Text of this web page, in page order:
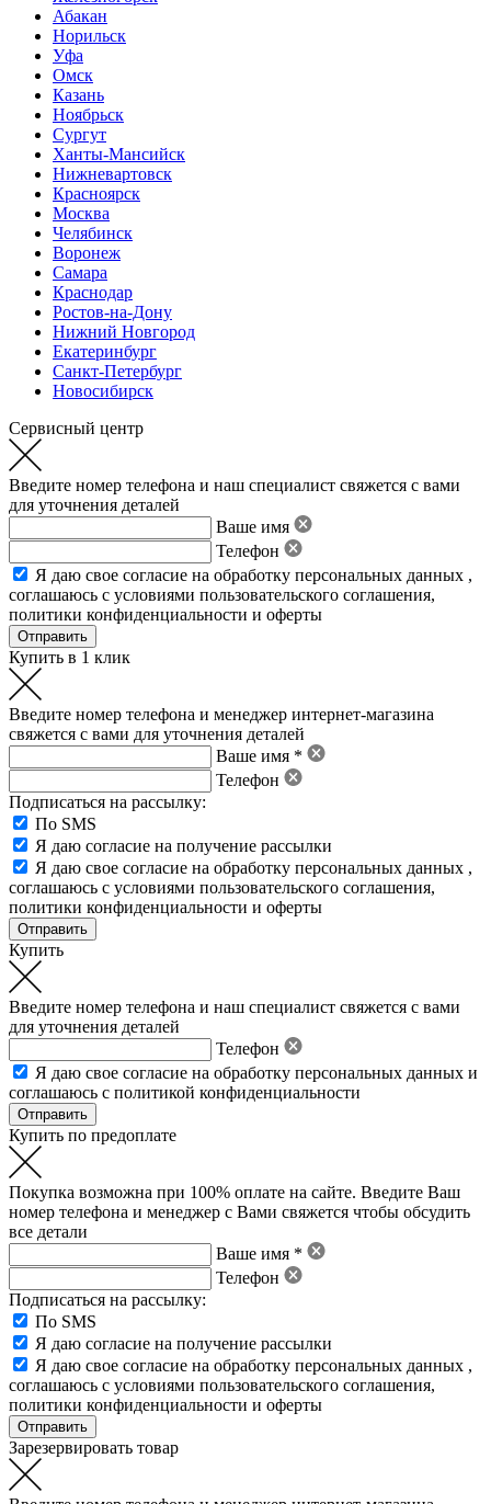
Абакан
Норильск
Уфа
Омск
Казань
Ноябрьск
Сургут
Ханты-Мансийск
Нижневартовск
Красноярск
Москва
Челябинск
Воронеж
Самара
Краснодар
Ростов-на-Дону
Нижний Новгород
Екатеринбург
Санкт-Петербург
Новосибирск
Сервисный центр
Введите номер телефона и наш специалист свяжется с вами
для уточнения деталей
Ваше имя
Телефон
Я даю свое согласие на обработку персональных данных ,
соглашаюсь с условиями пользовательского соглашения,
политики конфиденциальности и оферты
Купить в 1 клик
Введите номер телефона и менеджер интернет-магазина
свяжется с вами для уточнения деталей
Ваше имя *
Телефон
Подписаться на рассылку:
По SMS
Я даю согласие на получение рассылки
Я даю свое согласие на обработку персональных данных ,
соглашаюсь с условиями пользовательского соглашения,
политики конфиденциальности и оферты
Купить
Введите номер телефона и наш специалист свяжется с вами
для уточнения деталей
Телефон
Я даю свое согласие на обработку персональных данных и
соглашаюсь с политикой конфиденциальности
Купить по предоплате
Покупка возможна при 100% оплате на сайте. Введите Ваш
номер телефона и менеджер с Вами свяжется чтобы обсудить
все детали
Ваше имя *
Телефон
Подписаться на рассылку:
По SMS
Я даю согласие на получение рассылки
Я даю свое согласие на обработку персональных данных ,
соглашаюсь с условиями пользовательского соглашения,
политики конфиденциальности и оферты
Зарезервировать товар